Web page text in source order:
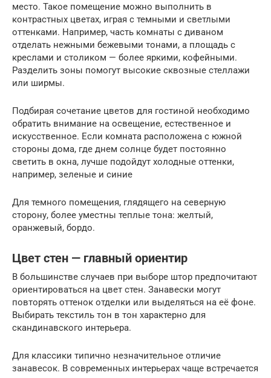
место. Такое помещение можно выполнить в
контрастных цветах, играя с темными и светлыми
оттенками. Например, часть комнаты с диваном
отделать нежными бежевыми тонами, а площадь с
креслами и столиком — более яркими, кофейными.
Разделить зоны помогут высокие сквозные стеллажи
или ширмы.
Подбирая сочетание цветов для гостиной необходимо
обратить внимание на освещение, естественное и
искусственное. Если комната расположена с южной
стороны дома, где днем солнце будет постоянно
светить в окна, лучше подойдут холодные оттенки,
например, зеленые и синие
Для темного помещения, глядящего на северную
сторону, более уместны теплые тона: желтый,
оранжевый, бордо.
Цвет стен — главный ориентир
В большинстве случаев при выборе штор предпочитают
ориентироваться на цвет стен. Занавески могут
повторять оттенок отделки или выделяться на её фоне.
Выбирать текстиль тон в тон характерно для
скандинавского интерьера.
Для классики типично незначительное отличие
занавесок. В современных интерьерах чаще встречается